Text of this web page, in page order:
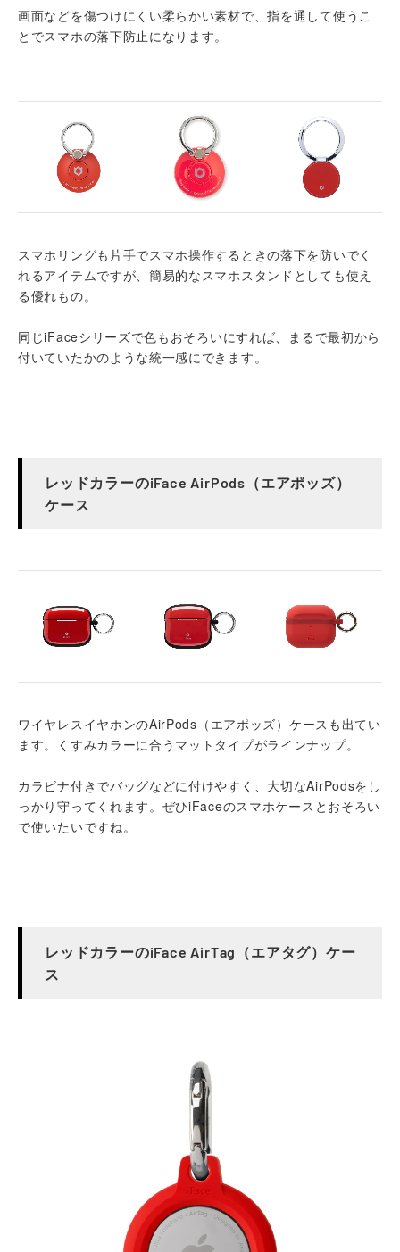
画面などを傷つけにくい柔らかい素材で、指を通して使うこ
とでスマホの落下防止になります。
スマホリングも片手でスマホ操作するときの落下を防いでく
れるアイテムですが、簡易的なスマホスタンドとしても使え
る優れもの。
同じiFaceシリーズで色もおそろいにすれば、まるで最初から
付いていたかのような統一感にできます。
レッドカラーのiFace AirPods（エアポッズ）
ケース
ワイヤレスイヤホンのAirPods（エアポッズ）ケースも出てい
ます。くすみカラーに合うマットタイプがラインナップ。
カラビナ付きでバッグなどに付けやすく、大切なAirPodsをし
っかり守ってくれます。ぜひiFaceのスマホケースとおそろい
で使いたいですね。
レッドカラーのiFace AirTag（エアタグ）ケー
ス